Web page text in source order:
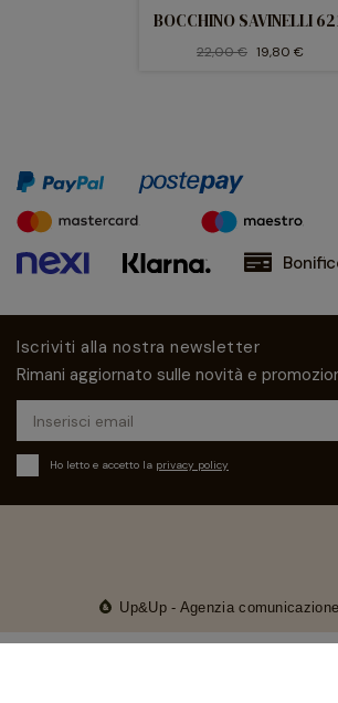
BOCCHINO SAVINELLI
22,00 € 19,80 €
Iscriviti alla nostra newsletter
Rimani aggiornato sulle novità e
Ho letto e accetto la privacy policy
Up&Up - Agenzia